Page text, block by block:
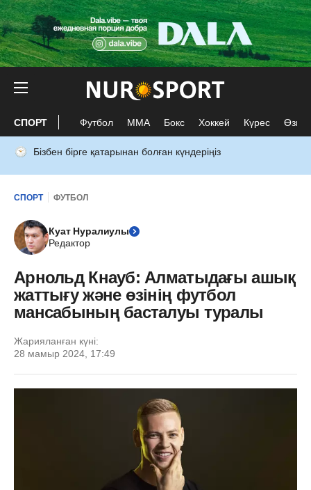
СПОРТ Футбол ММА Бокс Хоккей Күрес Өзге
Бізбен бірге қатарынан болған күндеріңіз
СПОРТ ФУТБОЛ
Куат Нуралиулы
Редактор
Арнольд Кнауб: Алматыдағы ашық
жаттығу және өзінің футбол
мансабының басталуы туралы
Жарияланған күні:
28 мамыр 2024, 17:49